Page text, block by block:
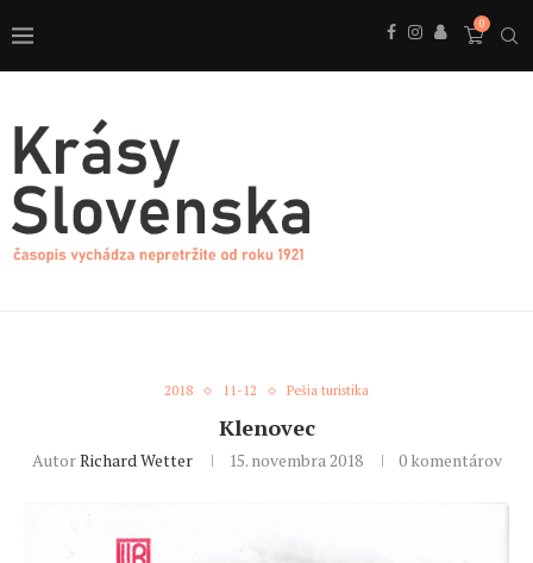
0
2018 11-12 Pešia turistika
Klenovec
AutorRichard Wetter 15. novembra 2018 0 komentárov